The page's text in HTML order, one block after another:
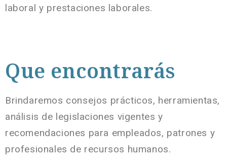
laboral y prestaciones laborales.
Que encontrarás
Brindaremos consejos prácticos, herramientas,
análisis de legislaciones vigentes y
recomendaciones para empleados, patrones y
profesionales de recursos humanos.